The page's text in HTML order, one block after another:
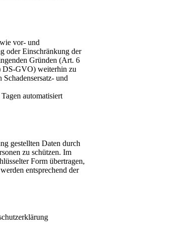
vor- und
oder Einschränkung der
Gründen (Art. 6
DS-GVO) weiterhin zu
und
automatisiert
gestellten Daten durch
zu schützen. Im
Form übertragen,
entsprechend der